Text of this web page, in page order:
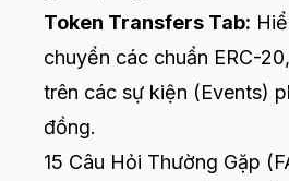
Token Transfers Tab:
chuyển các chuẩn ERC-
trên các sự kiện (Events)
đồng.
15 Câu Hỏi Thường Gặp